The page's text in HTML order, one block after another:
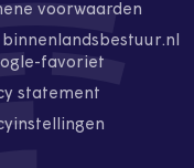
voorwaarden
favoriet
statement